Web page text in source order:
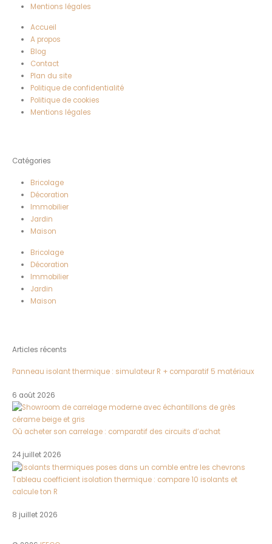
Mentions légales
Accueil
A propos
Blog
Contact
Plan du site
Politique de confidentialité
Politique de cookies
Mentions légales
Catégories
Bricolage
Décoration
Immobilier
Jardin
Maison
Bricolage
Décoration
Immobilier
Jardin
Maison
Articles récents
Panneau isolant thermique : simulateur R + comparatif 5 matériaux
6 août 2026
Où acheter son carrelage : comparatif des circuits d’achat
24 juillet 2026
Tableau coefficient isolation thermique : compare 10 isolants et
calcule ton R
8 juillet 2026